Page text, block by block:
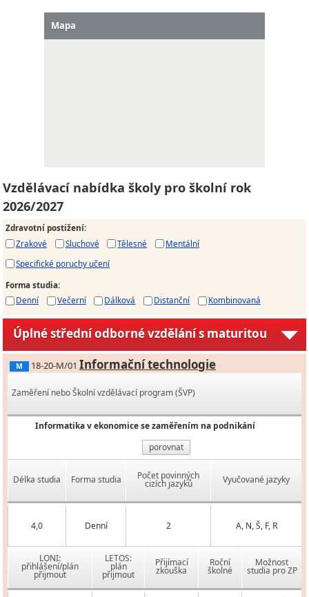
Mapa
Vzdělávací nabídka školy pro školní rok
2026/2027
Zdravotní postižení:
Zrakové
Sluchové Tělesné
Mentální
Specifické poruchy učení
Forma studia:
Denní
Večerní Dálková Distanční Kombinovaná
Úplné střední odborné vzdělání s maturitou
M 18-20-M/01 Informační technologie
Zaměření nebo Školní vzdělávací program (ŠVP)
Informatika v ekonomice se zaměřením na podnikání
porovnat
Délka studia Forma studia Počet povinných
cizích jazyků Vyučované jazyky
4,0 Denní 2 A, N, Š, F, R
LONI:
přihlášení/plán
přijmout
LETOS:
plán
přijmout
Přijímací
zkouška
Roční
školné
Možnost
studia pro ZP